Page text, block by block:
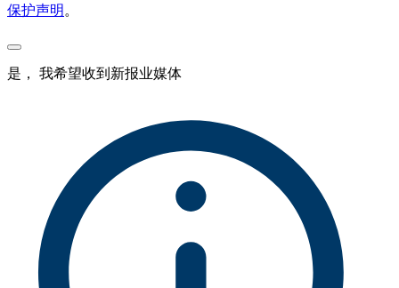
保护声明 。
是， 我希望收到新报业媒体